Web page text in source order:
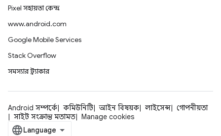
Pixel সহায়তা কেন্দ্র
www.android.com
Google Mobile Services
Stack Overflow
সমস্যার ট্র্যাকার
Android সম্পর্কে কমিউনিটি আইন বিষয়ক লাইসেন্স
গোপনীয়তা
সাইট সংক্রান্ত মতামত
Manage cookies